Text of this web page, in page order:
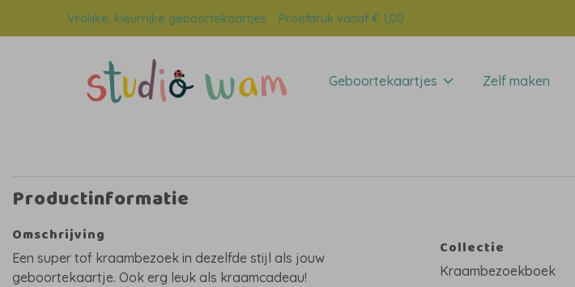
Vrolijke, kleurrijke geboortekaartjes Proefdruk vanaf € 1,00
Geboortekaartjes Zelf maken
Productinformatie
Omschrijving
Een super tof kraambezoek in dezelfde stijl als jouw
geboortekaartje. Ook erg leuk als kraamcadeau!
Collectie
Kraambezoekboek